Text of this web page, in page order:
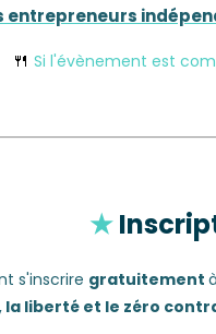
entrepreneurs
🍴 Si l'évènement est
★
s'inscrire gratuitement
la liberté et le zéro